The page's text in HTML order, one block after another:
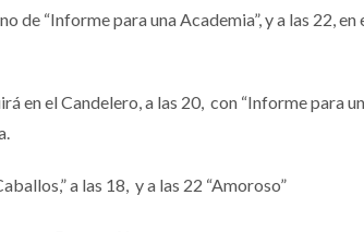
de “Informe para una Academia”, y a las 22, en
en el Candelero, a las 20, con “Informe para
a las 18, y a las 22 “Amoroso”